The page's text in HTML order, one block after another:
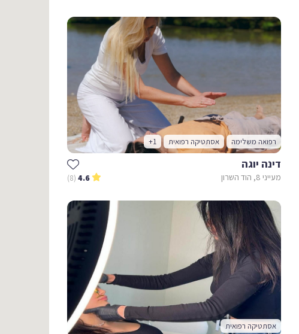
רפואה משלימה אסתטיקה רפואית +1
דינה יוגה
מעייני 8, הוד השרון 4.6
(8)
אסתטיקה רפואית